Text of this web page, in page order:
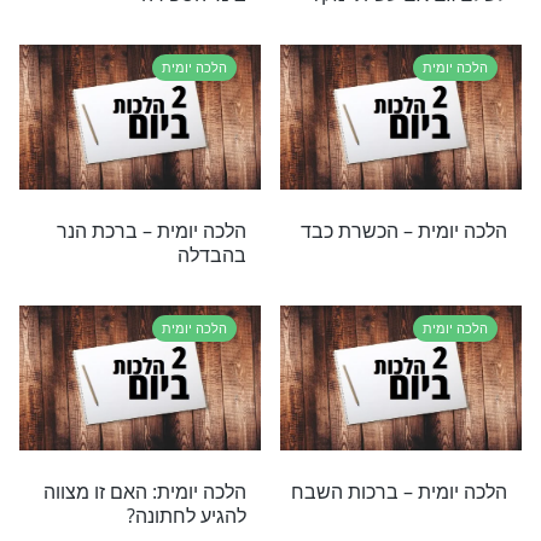
– זמן בדיקת
הלכה יומית
הלכה יומית: מהו הזמן הנכון
להדלקת נרות חנוכה?
הלכה יומית